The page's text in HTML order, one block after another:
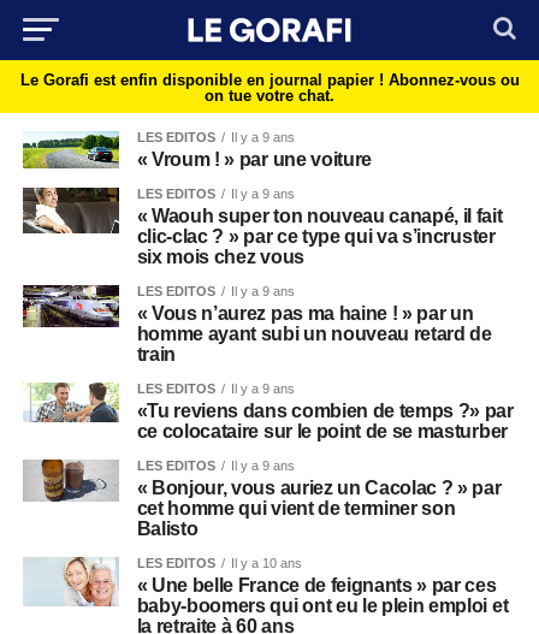
Le Gorafi est enfin disponible en journal papier ! Abonnez-vous ou
on tue votre chat.
LES EDITOS Il y a 9 ans
« Vroum ! » par une voiture
LES EDITOS Il y a 9 ans
« Waouh super ton nouveau canapé, il fait
clic-clac ? » par ce type qui va s’incruster
six mois chez vous
LES EDITOS Il y a 9 ans
« Vous n’aurez pas ma haine ! » par un
homme ayant subi un nouveau retard de
train
LES EDITOS Il y a 9 ans
«Tu reviens dans combien de temps ?» par
ce colocataire sur le point de se masturber
LES EDITOS Il y a 9 ans
« Bonjour, vous auriez un Cacolac ? » par
cet homme qui vient de terminer son
Balisto
LES EDITOS Il y a 10 ans
« Une belle France de feignants » par ces
baby-boomers qui ont eu le plein emploi et
la retraite à 60 ans